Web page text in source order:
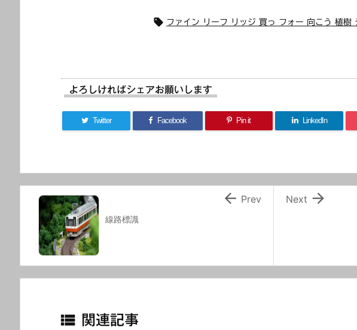
 ファイン リーフ リッジ 買っ フォー 向こう 植樹
よろしければシェアお願いします
Twitter Facebook Pin it LinkedIn

Next
線路標識
 Prev
 関連記事